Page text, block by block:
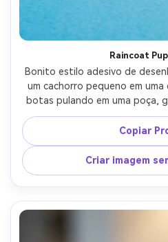
Raincoat
Bonito estilo adesivo de
um cachorro pequeno em uma
botas pulando em uma poça,
água, olhos felizes, contorno
cut, fundo azul céu,
adesivo de dia chuvoso, lente
campo rasa, iluminação
Copiar
Criar imagem